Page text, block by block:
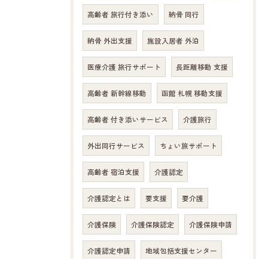
高齢者 旅行付き添い 納骨 同行
納骨 外出支援 施設入居者 外泊
医療介護 旅行サポート 長距離移動 支援
高齢者 新幹線移動 函館 札幌 移動支援
高齢者 付き添いサービス 介護旅行
外出同行サービス ちょい旅サポート
高齢者 宿泊支援 介護認定
介護認定とは 要支援 要介護
介護保険 介護保険認定 介護保険申請
介護認定申請 地域包括支援センター
お問い合わせはこちら